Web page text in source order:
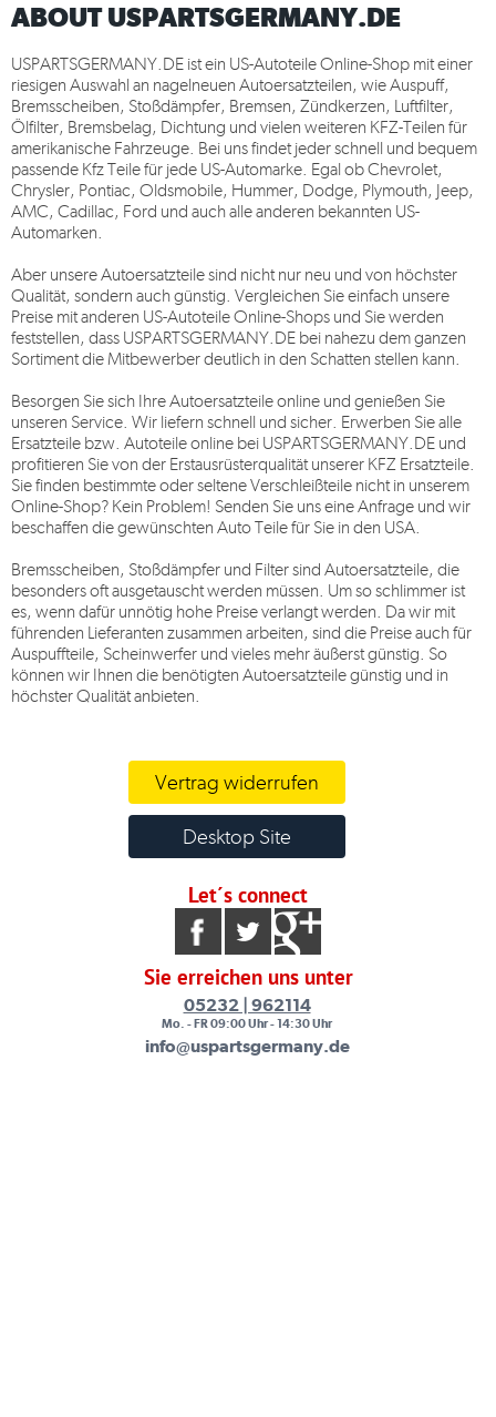
ABOUT USPARTSGERMANY.DE
USPARTSGERMANY.DE ist ein US-Autoteile Online-Shop mit einer
riesigen Auswahl an nagelneuen Autoersatzteilen, wie Auspuff,
Bremsscheiben, Stoßdämpfer, Bremsen, Zündkerzen, Luftfilter,
Ölfilter, Bremsbelag, Dichtung und vielen weiteren KFZ-Teilen für
amerikanische Fahrzeuge. Bei uns findet jeder schnell und bequem
passende Kfz Teile für jede US-Automarke. Egal ob Chevrolet,
Chrysler, Pontiac, Oldsmobile, Hummer, Dodge, Plymouth, Jeep,
AMC, Cadillac, Ford und auch alle anderen bekannten US-
Automarken.
Aber unsere Autoersatzteile sind nicht nur neu und von höchster
Qualität, sondern auch günstig. Vergleichen Sie einfach unsere
Preise mit anderen US-Autoteile Online-Shops und Sie werden
feststellen, dass USPARTSGERMANY.DE bei nahezu dem ganzen
Sortiment die Mitbewerber deutlich in den Schatten stellen kann.
Besorgen Sie sich Ihre Autoersatzteile online und genießen Sie
unseren Service. Wir liefern schnell und sicher. Erwerben Sie alle
Ersatzteile bzw. Autoteile online bei USPARTSGERMANY.DE und
profitieren Sie von der Erstausrüsterqualität unserer KFZ Ersatzteile.
Sie finden bestimmte oder seltene Verschleißteile nicht in unserem
Online-Shop? Kein Problem! Senden Sie uns eine Anfrage und wir
beschaffen die gewünschten Auto Teile für Sie in den USA.
Bremsscheiben, Stoßdämpfer und Filter sind Autoersatzteile, die
besonders oft ausgetauscht werden müssen. Um so schlimmer ist
es, wenn dafür unnötig hohe Preise verlangt werden. Da wir mit
führenden Lieferanten zusammen arbeiten, sind die Preise auch für
Auspuffteile, Scheinwerfer und vieles mehr äußerst günstig. So
können wir Ihnen die benötigten Autoersatzteile günstig und in
höchster Qualität anbieten.
Vertrag widerrufen
Desktop Site
Let´s connect
Sie erreichen uns unter
05232 | 962114
Mo. - FR 09:00 Uhr - 14:30 Uhr
info@uspartsgermany.de